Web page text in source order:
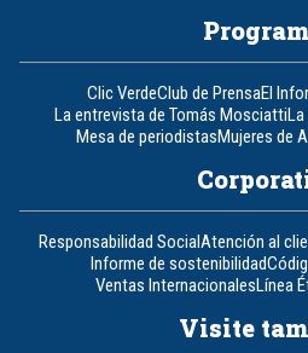
Clic VerdeClub de PrensaEl
La entrevista de Tomás MosciattiLa
Mesa de periodistasMujeres de
Responsabilidad SocialAtención al
Informe de sostenibilidad
Ventas InternacionalesLínea
Visite